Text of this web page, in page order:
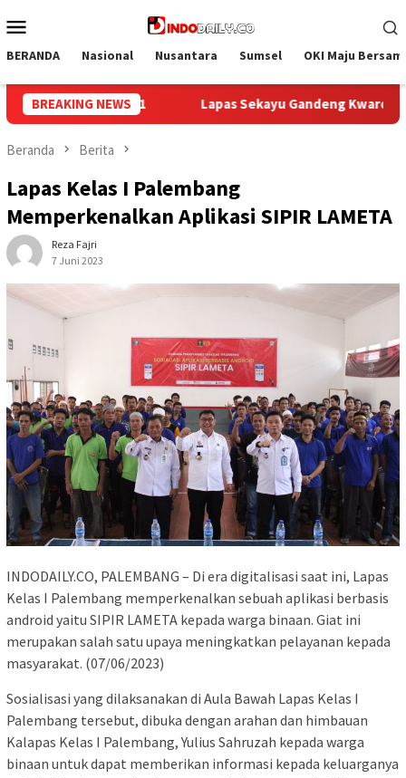
ke
Mobile
BERANDA Nasional Nusantara Sumsel OKI Maju
BREAKING NEWS
Kwarcab Muba Berikan Materi Dasar Kepramukaan ke Warga
Beranda Berita
Lapas Kelas I Palembang
Memperkenalkan Aplikasi SIPIR LAMETA
Reza Fajri
7 Juni 2023
INDODAILY.CO, PALEMBANG – Di era digitalisasi saat ini, Lapas
Kelas I Palembang memperkenalkan sebuah aplikasi berbasis
android yaitu SIPIR LAMETA kepada warga binaan. Giat ini
merupakan salah satu upaya meningkatkan pelayanan kepada
masyarakat. (07/06/2023)
Sosialisasi yang dilaksanakan di Aula Bawah Lapas Kelas I
Palembang tersebut, dibuka dengan arahan dan himbauan
Kalapas Kelas I Palembang, Yulius Sahruzah kepada warga
binaan untuk dapat memberikan informasi kepada keluarganya